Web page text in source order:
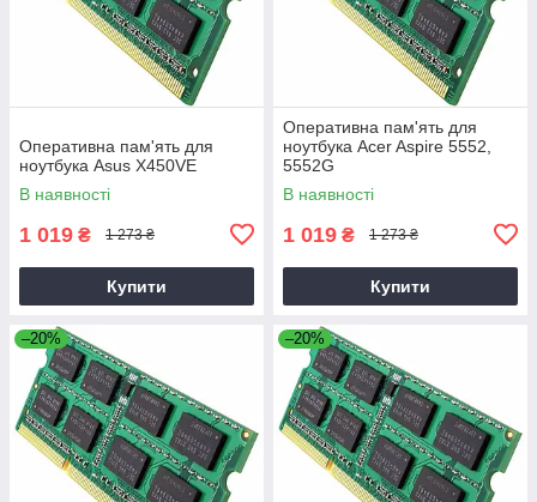
Оперативна пам'ять для
ноутбука Asus X450VE
В наявності
1 019 ₴ 1 273 ₴
Купити
Оперативна пам'ять для
ноутбука Acer Aspire 5552,
5552G
В наявності
1 019 ₴ 1 273 ₴
Купити
–20% –20%